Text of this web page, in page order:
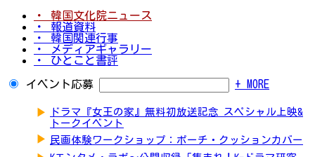
・ 韓国文化院ニュース
・ 報道資料
・ 韓国関連行事
・ メディアギャラリー
・ ひとこと書評
イベント応募 + MORE
▶
ドラマ『女王の家』無料初放送記念 スペシャル上映&
トークイベント
▶ 民画体験ワークショップ：ポーチ・クッションカバー